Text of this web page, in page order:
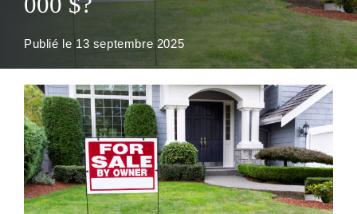
Publié le 13 septembre 2025